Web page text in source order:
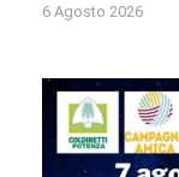
6 Agosto 2026